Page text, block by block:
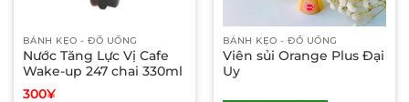
BÁNH KẸO - ĐỒ UỐNG
Nước Tăng Lực Vị Cafe
Wake-up 247 chai 330ml
300¥
BÁNH KẸO - ĐỒ UỐNG
Viên sủi Orange Plus Đại
Uy